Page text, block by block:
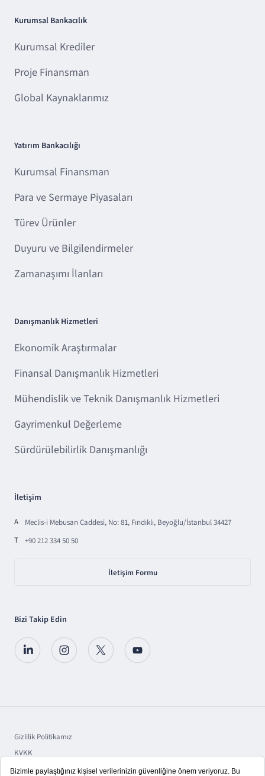
Kurumsal Bankacılık
Kurumsal Krediler
Proje Finansman
Global Kaynaklarımız
Yatırım Bankacılığı
Kurumsal Finansman
Para ve Sermaye Piyasaları
Türev Ürünler
Duyuru ve Bilgilendirmeler
Zamanaşımı İlanları
Danışmanlık Hizmetleri
Ekonomik Araştırmalar
Finansal Danışmanlık Hizmetleri
Mühendislik ve Teknik Danışmanlık Hizmetleri
Gayrimenkul Değerleme
Sürdürülebilirlik Danışmanlığı
İletişim
A
Meclis-i Mebusan Caddesi, No: 81, Fındıklı, Beyoğlu/İstanbul 34427
T
+90 212 334 50 50
İletişim Formu
Bizi Takip Edin
Gizlilik Politikamız
KVKK
Sorumluluk